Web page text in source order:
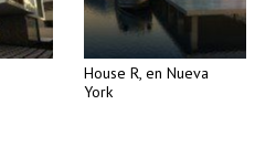
House R, en Nueva
York